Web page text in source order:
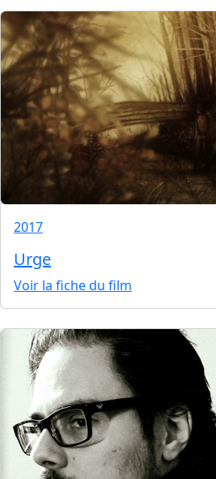
2017
Urge
Voir la fiche du film